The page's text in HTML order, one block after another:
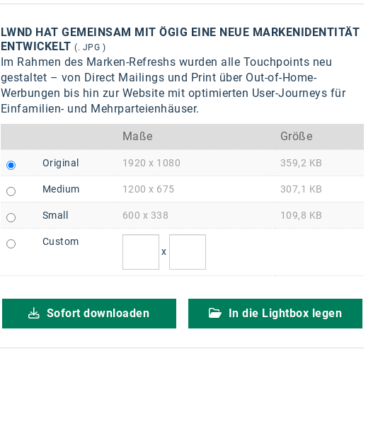
LWND HAT GEMEINSAM MIT ÖGIG EINE NEUE MARKENIDENTITÄT
ENTWICKELT (. JPG )
Im Rahmen des Marken-Refreshs wurden alle Touchpoints neu
gestaltet – von Direct Mailings und Print über Out-of-Home-
Werbungen bis hin zur Website mit optimierten User-Journeys für
Einfamilien- und Mehrparteienhäuser.
Maße Größe
Original 1920 x 1080 359,2 KB
Medium 1200 x 675 307,1 KB
Small 600 x 338 109,8 KB
Custom
x
Sofort downloaden In die Lightbox legen